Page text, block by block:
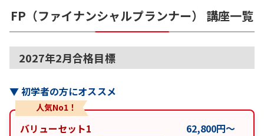
FP（ファイナンシャルプランナー） 講座一覧
2027年2月合格目標
▼初学者の方にオススメ
人気No1！
バリューセット1 62,800円〜